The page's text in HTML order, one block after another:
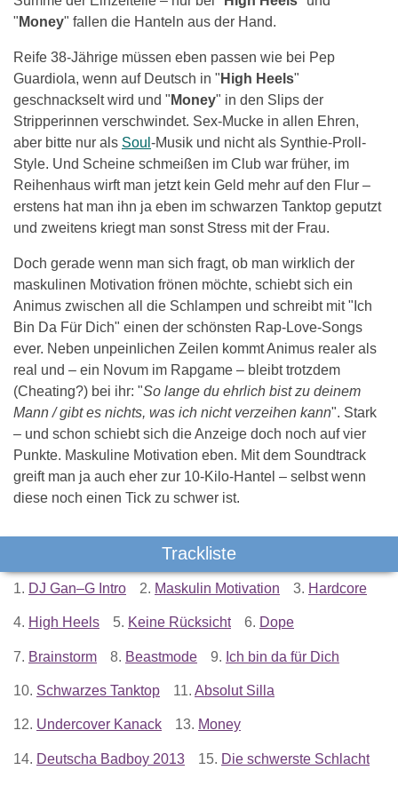
" Money" fallen die Hanteln aus der Hand.
Reife 38-Jährige müssen eben passen wie bei Pep
Guardiola, wenn auf Deutsch in " High Heels"
geschnackselt wird und " Money" in den Slips der
Stripperinnen verschwindet. Sex-Mucke in allen Ehren,
aber bitte nur als Soul -Musik und nicht als Synthie-Proll-
Style. Und Scheine schmeißen im Club war früher, im
Reihenhaus wirft man jetzt kein Geld mehr auf den Flur –
erstens hat man ihn ja eben im schwarzen Tanktop geputzt
und zweitens kriegt man sonst Stress mit der Frau.
Doch gerade wenn man sich fragt, ob man wirklich der
maskulinen Motivation frönen möchte, schiebt sich ein
Animus zwischen all die Schlampen und schreibt mit "Ich
Bin Da Für Dich" einen der schönsten Rap-Love-Songs
ever. Neben unpeinlichen Zeilen kommt Animus realer als
real und – ein Novum im Rapgame – bleibt trotzdem
(Cheating?) bei ihr: "So lange du ehrlich bist zu deinem
Mann / gibt es nichts, was ich nicht verzeihen kann". Stark
– und schon schiebt sich die Anzeige doch noch auf vier
Punkte. Maskuline Motivation eben. Mit dem Soundtrack
greift man ja auch eher zur 10-Kilo-Hantel – selbst wenn
diese noch einen Tick zu schwer ist.
Trackliste
1. DJ Gan–G Intro 2. Maskulin Motivation 3. Hardcore
4. High Heels 5. Keine Rücksicht 6. Dope
7. Brainstorm 8. Beastmode 9. Ich bin da für Dich
10. Schwarzes Tanktop 11. Absolut Silla
12. Undercover Kanack 13. Money
14. Deutscha Badboy 2013 15. Die schwerste Schlacht